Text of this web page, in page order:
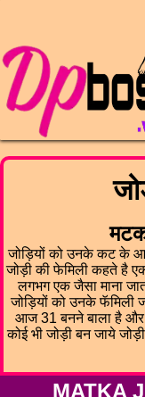
जोड़ियों को उनके कट के
जोड़ी की फेमिली कहते है
लगभग एक जैसा माना
जोड़ियों को उनके फॅमिली
आज 31 बनने बाला है और
कोई भी जोड़ी बन जाये
MATKA